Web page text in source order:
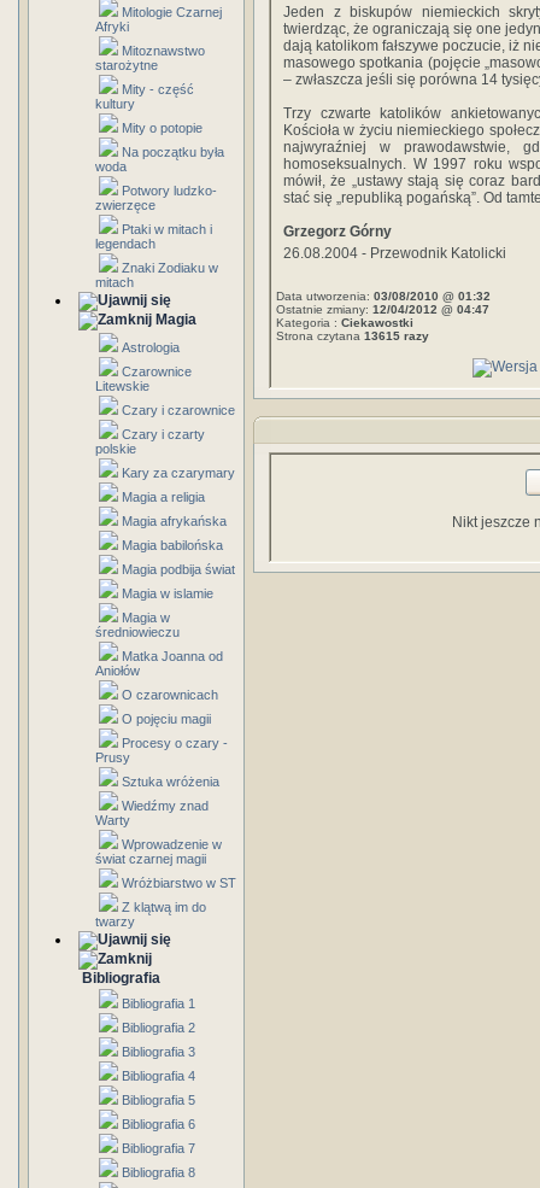
Mitologie Czarnej
Afryki
Mitoznawstwo
starożytne
Mity - część
kultury
Mity o potopie
Na początku była
woda
Potwory ludzko-
zwierzęce
Ptaki w mitach i
legendach
Znaki Zodiaku w
mitach
Magia
Astrologia
Czarownice
Litewskie
Czary i czarownice
Czary i czarty
polskie
Kary za czarymary
Magia a religia
Magia afrykańska
Magia babilońska
Magia podbija świat
Magia w islamie
Magia w
średniowieczu
Matka Joanna od
Aniołów
O czarownicach
O pojęciu magii
Procesy o czary -
Prusy
Sztuka wróżenia
Wiedźmy znad
Warty
Wprowadzenie w
świat czarnej magii
Wróżbiarstwo w ST
Z klątwą im do
twarzy
Bibliografia
Bibliografia 1
Bibliografia 2
Bibliografia 3
Bibliografia 4
Bibliografia 5
Bibliografia 6
Bibliografia 7
Bibliografia 8
Jeden z biskupów niemieckich
twierdząc, że ograniczają się one
dają katolikom fałszywe poczucie, iż
masowego spotkania (pojęcie
– zwłaszcza jeśli się porówna 14
Trzy czwarte katolików
Kościoła w życiu niemieckiego
najwyraźniej w prawodawstwie,
homoseksualnych. W 1997 roku
mówił, że „ustawy stają się coraz
stać się „republiką pogańską”. Od
Grzegorz Górny
26.08.2004 - Przewodnik Katolicki
Data utworzenia: 03/08/2010 @ 01:32
Ostatnie zmiany: 12/04/2012 @ 04:47
Kategoria : Ciekawostki
Strona czytana 13615 razy
Nikt jeszcze